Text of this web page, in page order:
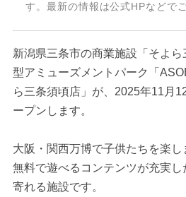
す。最新の情報は公式HPなどで
新潟県三条市の商業施設「そよ
型アミューズメントパーク「
ら三条須頃店」が、2025年11月
ープンします。
大阪・関西万博で子供たちを楽し
無料で遊べるコンテンツが充実
寄れる施設です。